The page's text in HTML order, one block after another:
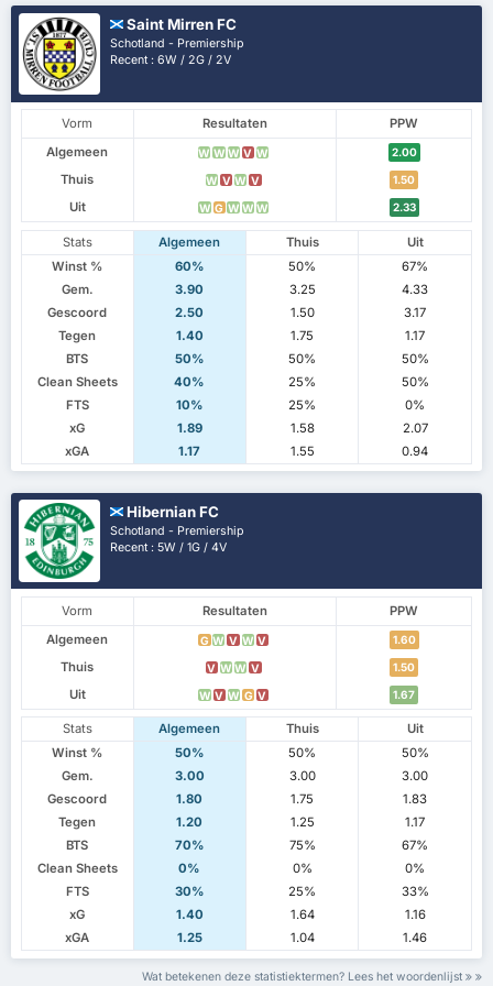
Saint Mirren FC
Schotland - Premiership
Recent : 6W / 2G / 2V
Vorm Resultaten
PPW
Algemeen
W W W V W 2.00
Thuis W V W V 1.50
Uit W G W W W 2.33
Stats Algemeen Thuis
Uit
Winst %
60% 50%
67%
Gem.
3.90 3.25
4.33
Gescoord
2.50 1.50
3.17
Tegen
1.40 1.75
1.17
BTS
50% 50%
50%
Clean Sheets
40% 25%
50%
FTS
10% 25%
0%
xG
1.89 1.58
2.07
xGA
1.17 1.55 0.94
Hibernian FC
Schotland - Premiership
Recent : 5W / 1G / 4V
Vorm Resultaten
PPW
Algemeen
G W V W V 1.60
Thuis V W W V 1.50
Uit W V W G V 1.67
Stats Algemeen Thuis
Uit
Winst %
50% 50%
50%
Gem.
3.00 3.00
3.00
Gescoord
1.80 1.75
1.83
Tegen
1.20 1.25
1.17
BTS
70% 75%
67%
Clean Sheets
0% 0%
0%
FTS
30% 25%
33%
xG
1.40 1.64
1.16
xGA
1.25 1.04 1.46
Wat betekenen deze statistiektermen? Lees het woordenlijst